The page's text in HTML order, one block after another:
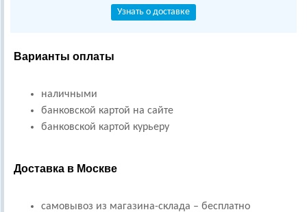
Узнать о доставке
Варианты оплаты
наличными
банковской картой на сайте
банковской картой курьеру
Доставка в Москве
самовывоз из магазина-склада – бесплатно